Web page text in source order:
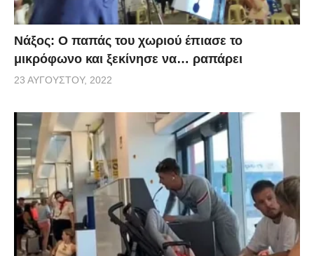
Νάξος: Ο παπάς του χωριού έπιασε το
μικρόφωνο και ξεκίνησε να… ραπάρει
23 ΑΥΓΟΎΣΤΟΥ, 2022